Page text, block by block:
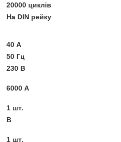
20000 циклів
На DIN рейку
40 А
50 Гц
230 В
6000 А
1 шт.
B
1 шт.